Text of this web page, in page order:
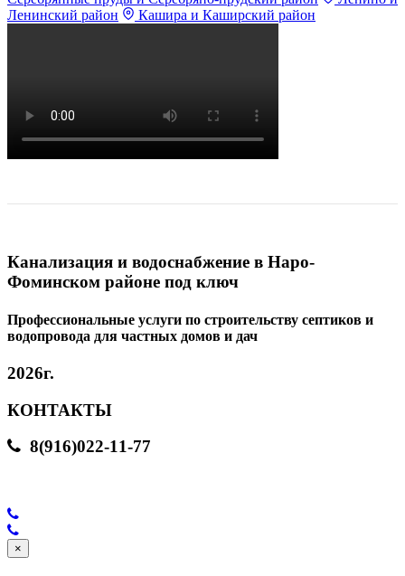
Ленинский район
Кашира и Каширский район
Канализация и водоснабжение в Наро-
Фоминском районе под ключ
Профессиональные услуги по строительству септиков и
водопровода для частных домов и дач
2026г.
КОНТАКТЫ
8(916)022-11-77
×